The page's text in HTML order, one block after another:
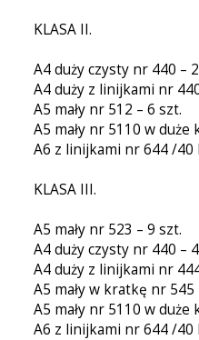
KLASA II.
A4 duży czysty nr 440 –
A4 duży z linijkami nr
A5 mały nr 512 – 6 szt.
A5 mały nr 5110 w duże
A6 z linijkami nr 644 /
KLASA III.
A5 mały nr 523 – 9 szt.
A4 duży czysty nr 440 –
A4 duży z linijkami nr
A5 mały w kratkę nr 545
A5 mały nr 5110 w duże
A6 z linijkami nr 644 /